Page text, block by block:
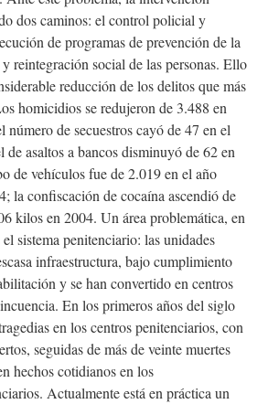
dos caminos: el control policial y
de programas de prevención de la
reintegración social de las personas. Ello
reducción de los delitos que más
homicidios se redujeron de 3.488 en
número de secuestros cayó de 47 en el
de asaltos a bancos disminuyó de 62 en
de vehículos fue de 2.019 en el año
la confiscación de cocaína ascendió de
kilos en 2004. Un área problemática, en
sistema penitenciario: las unidades
infraestructura, bajo cumplimiento
y se han convertido en centros
En los primeros años del siglo
en los centros penitenciarios, con
seguidas de más de veinte muertes
hechos cotidianos en los
Actualmente está en práctica un